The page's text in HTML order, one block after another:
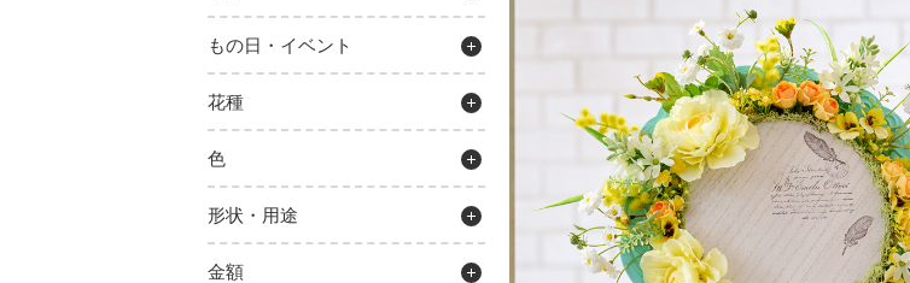
もの日・イベント
花種
色
形状・用途
金額